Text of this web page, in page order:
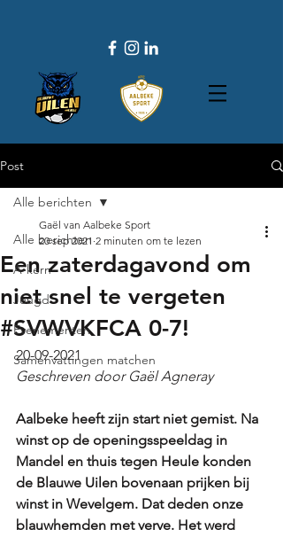
Post
Alle berichten
A-kern
Jeugd
Evenementen
Samenvattingen matchen
Alle berichten
Een zaterdagavond om
niet snel te vergeten
#SVWVKFCA 0-7!
Gaël van Aalbeke Sport
20 sep 2021 2 minuten om te lezen
20-09-2021
Geschreven door Gaël Agneray
Aalbeke heeft zijn start niet gemist. Na
winst op de openingsspeeldag in
Mandel en thuis tegen Heule konden
de Blauwe Uilen bovenaan prijken bij
winst in Wevelgem. Dat deden onze
blauwhemden met verve. Het werd